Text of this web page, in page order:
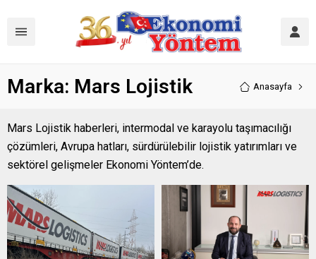
Marka: Mars Lojistik Anasayfa
Mars Lojistik haberleri, intermodal ve karayolu taşımacılığı
çözümleri, Avrupa hatları, sürdürülebilir lojistik yatırımları ve
sektörel gelişmeler Ekonomi Yöntem’de.